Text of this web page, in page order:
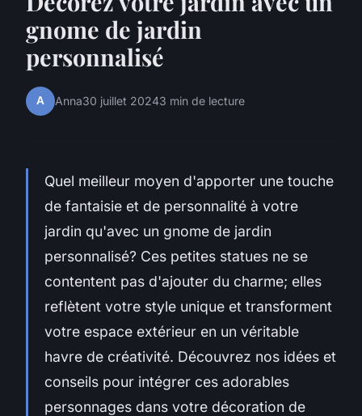
gnome de jardin
personnalisé
A Anna30 juillet 20243 min de lecture
Quel meilleur moyen d'apporter une touche
de fantaisie et de personnalité à votre
jardin qu'avec un gnome de jardin
personnalisé? Ces petites statues ne se
contentent pas d'ajouter du charme; elles
reflètent votre style unique et transforment
votre espace extérieur en un véritable
havre de créativité. Découvrez nos idées et
conseils pour intégrer ces adorables
personnages dans votre décoration de